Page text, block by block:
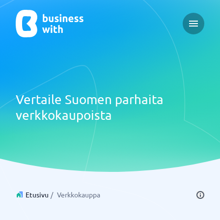
Open
Vertaile Suomen parhaita
verkkokaupoista
Etusivu / Verkkokauppa